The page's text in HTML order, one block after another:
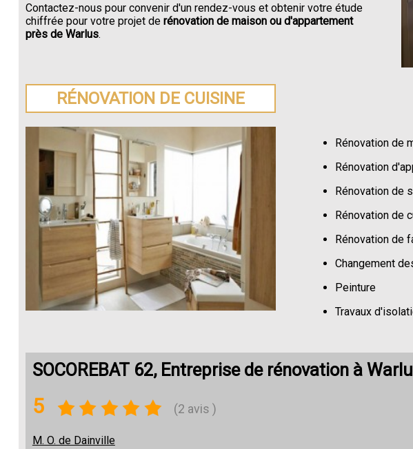
Contactez-nous pour convenir d'un rendez-vous et obtenir votre étude
chiffrée pour votre projet derénovation de maison ou d'appartement
près de Warlus.
RÉNOVATION DE CUISINE
Rénovation de
Rénovation
Rénovation de
Rénovation de
Rénovation de
Changement
Peinture
Travaux
SOCOREBAT 62, Entreprise de rénovation à
5 (2 avis )
M. O. de Dainville